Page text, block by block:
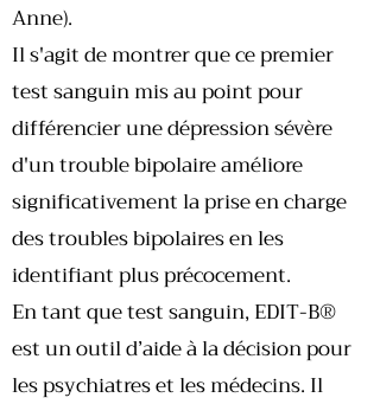
Anne).
Il s'agit de montrer que ce premier
test sanguin mis au point pour
différencier une dépression sévère
d'un trouble bipolaire améliore
significativement la prise en charge
des troubles bipolaires en les
identifiant plus précocement.
En tant que test sanguin, EDIT-B®
est un outil d’aide à la décision pour
les psychiatres et les médecins. Il